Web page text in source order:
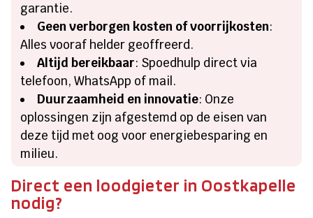
garantie.
Geen verborgen kosten of voorrijkosten:
Alles vooraf helder geoffreerd.
Altijd bereikbaar: Spoedhulp direct via
telefoon, WhatsApp of mail.
Duurzaamheid en innovatie: Onze
oplossingen zijn afgestemd op de eisen van
deze tijd met oog voor energiebesparing en
milieu.
Direct een loodgieter in Oostkapelle
nodig?